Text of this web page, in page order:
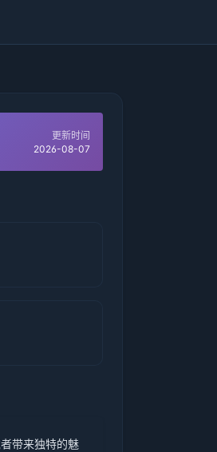
更新时间
2026-08-07
带来独特的魅